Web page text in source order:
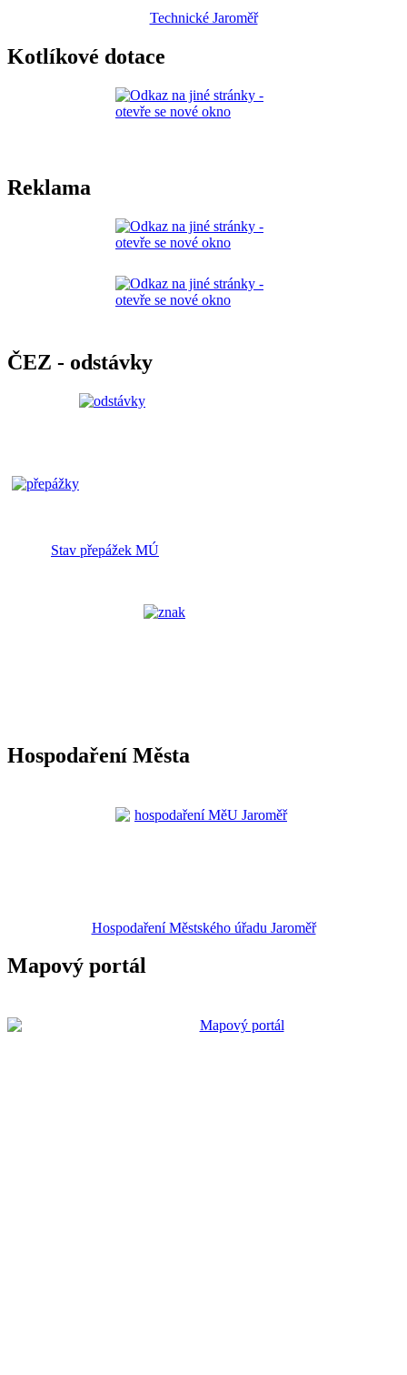
Technické Jaroměř
Kotlíkové dotace
Reklama
ČEZ - odstávky
Stav přepážek MÚ
Hospodaření Města
Hospodaření Městského úřadu Jaroměř
Mapový portál